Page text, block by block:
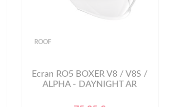
ROOF
Ecran RO5 BOXER V8 / V8S /
ALPHA - DAYNIGHT AR